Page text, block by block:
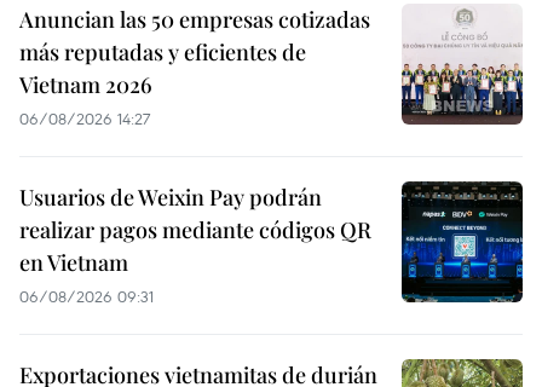
Anuncian las 50 empresas cotizadas
más reputadas y eficientes de
Vietnam 2026
06/08/2026 14:27
Usuarios de Weixin Pay podrán
realizar pagos mediante códigos QR
en Vietnam
06/08/2026 09:31
Exportaciones vietnamitas de durián